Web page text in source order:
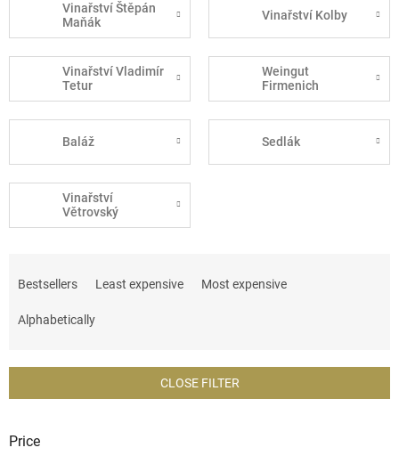
Vinařství Štěpán
Maňák
Vinařství Kolby
Vinařství Vladimír
Tetur
Weingut
Firmenich
Baláž Sedlák
Vinařství
Větrovský
s
r
Bestsellers Least expensive Most expensive
Alphabetically
CLOSE FILTER
Price